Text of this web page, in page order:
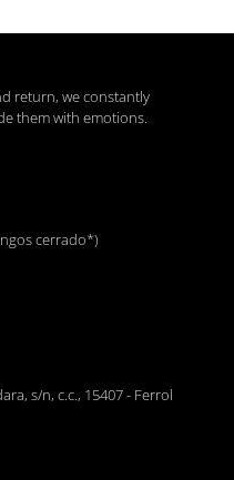
return, we constantly
them with emotions.
cerrado*)
s/n, c.c., 15407 - Ferrol